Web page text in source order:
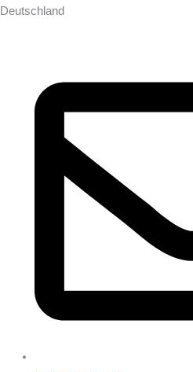
Deutschland